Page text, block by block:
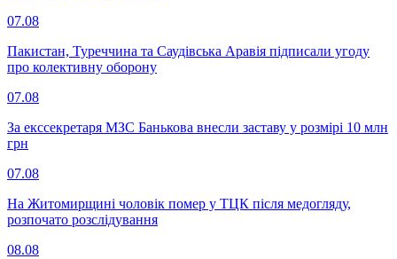
07.08
Пакистан, Туреччина та Саудівська Аравія підписали угоду
про колективну оборону
07.08
За екссекретаря МЗС Банькова внесли заставу у розмірі 10 млн
грн
07.08
На Житомирщині чоловік помер у ТЦК після медогляду,
розпочато розслідування
08.08